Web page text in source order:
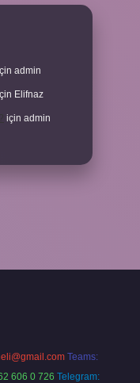
admin
Elifnaz
için admin
Teams:
606 0 726 Telegram: